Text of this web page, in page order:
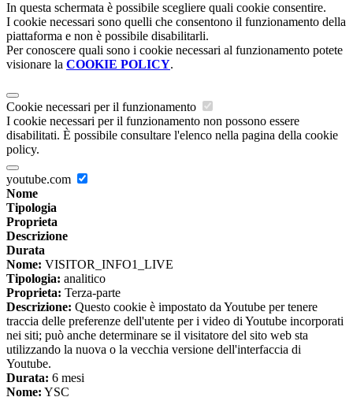
In questa schermata è possibile scegliere quali cookie consentire.
I cookie necessari sono quelli che consentono il funzionamento della
piattaforma e non è possibile disabilitarli.
Per conoscere quali sono i cookie necessari al funzionamento potete
visionare la COOKIE POLICY.
Cookie necessari per il funzionamento
I cookie necessari per il funzionamento non possono essere
disabilitati. È possibile consultare l'elenco nella pagina della cookie
policy.
youtube.com
Nome
Tipologia
Proprieta
Descrizione
Durata
Nome: VISITOR_INFO1_LIVE
Tipologia: analitico
Proprieta: Terza-parte
Descrizione: Questo cookie è impostato da Youtube per tenere
traccia delle preferenze dell'utente per i video di Youtube incorporati
nei siti; può anche determinare se il visitatore del sito web sta
utilizzando la nuova o la vecchia versione dell'interfaccia di
Youtube.
Durata: 6 mesi
Nome: YSC